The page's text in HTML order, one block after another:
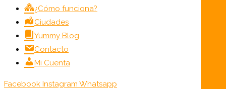
¿Cómo funciona?
Ciudades
Yummy Blog
Contacto
Mi Cuenta
Facebook Instagram Whatsapp